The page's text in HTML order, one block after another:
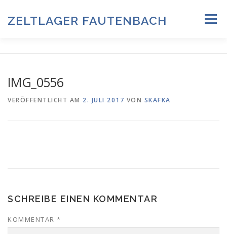
springen
ZELTLAGER FAUTENBACH Menü
HISTORIE & FOTOARCHIV
IMG_0556
VERÖFFENTLICHT AM 2. JULI 2017 VON SKAFKA
SCHREIBE EINEN KOMMENTAR
KOMMENTAR *